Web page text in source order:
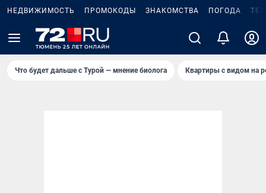
НЕДВИЖИМОСТЬ ПРОМОКОДЫ ЗНАКОМСТВА ПОГОДА
Что будет дальше с Турой — мнение биолога Квартиры с видом на